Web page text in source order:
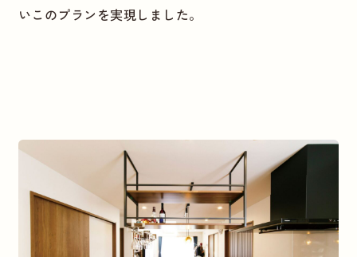
いこのプランを実現しました。